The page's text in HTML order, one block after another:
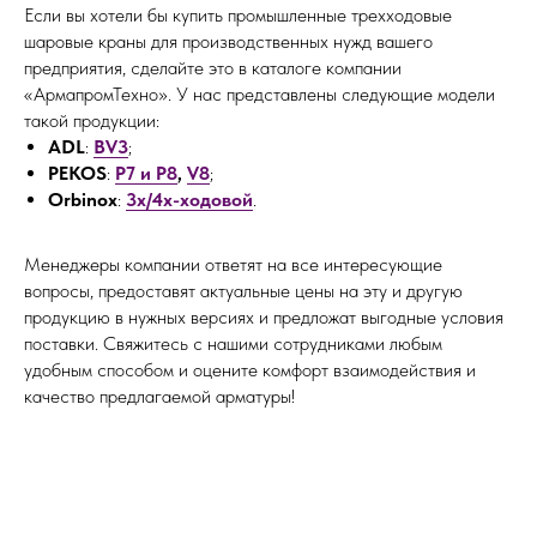
Если вы хотели бы купить промышленные трехходовые
шаровые краны для производственных нужд вашего
предприятия, сделайте это в каталоге компании
«АрмапромТехно». У нас представлены следующие модели
такой продукции:
ADL: BV3;
PEKOS: P7 и P8, V8;
Orbinox: 3х/4х-ходовой.
Менеджеры компании ответят на все интересующие
вопросы, предоставят актуальные цены на эту и другую
продукцию в нужных версиях и предложат выгодные условия
поставки. Свяжитесь с нашими сотрудниками любым
удобным способом и оцените комфорт взаимодействия и
качество предлагаемой арматуры!